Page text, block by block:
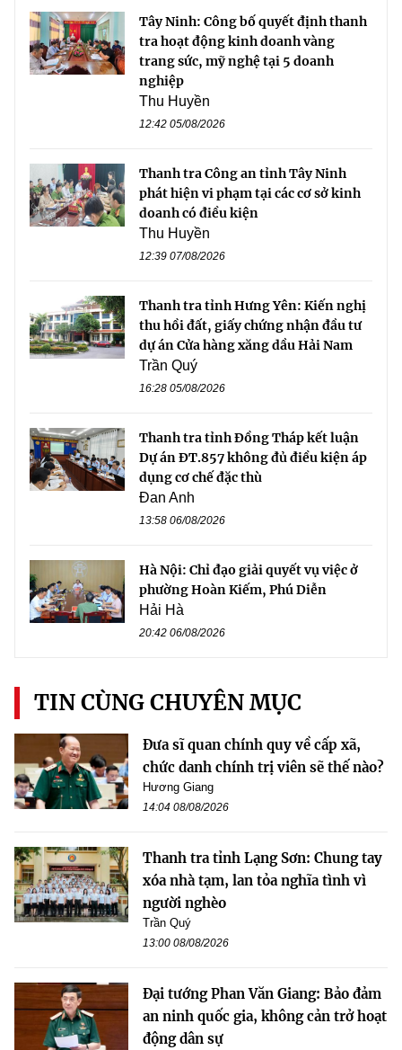
Tây Ninh: Công bố quyết định thanh
tra hoạt động kinh doanh vàng
trang sức, mỹ nghệ tại 5 doanh
nghiệp
Thu Huyền
12:42 05/08/2026
Thanh tra Công an tỉnh Tây Ninh
phát hiện vi phạm tại các cơ sở kinh
doanh có điều kiện
Thu Huyền
12:39 07/08/2026
Thanh tra tỉnh Hưng Yên: Kiến nghị
thu hồi đất, giấy chứng nhận đầu tư
dự án Cửa hàng xăng dầu Hải Nam
Trần Quý
16:28 05/08/2026
Thanh tra tỉnh Đồng Tháp kết luận
Dự án ĐT.857 không đủ điều kiện áp
dụng cơ chế đặc thù
Đan Anh
13:58 06/08/2026
Hà Nội: Chỉ đạo giải quyết vụ việc ở
phường Hoàn Kiếm, Phú Diễn
Hải Hà
20:42 06/08/2026
TIN CÙNG CHUYÊN MỤC
Đưa sĩ quan chính quy về cấp xã,
chức danh chính trị viên sẽ thế nào?
Hương Giang
14:04 08/08/2026
Thanh tra tỉnh Lạng Sơn: Chung tay
xóa nhà tạm, lan tỏa nghĩa tình vì
người nghèo
Trần Quý
13:00 08/08/2026
Đại tướng Phan Văn Giang: Bảo đảm
an ninh quốc gia, không cản trở hoạt
động dân sự